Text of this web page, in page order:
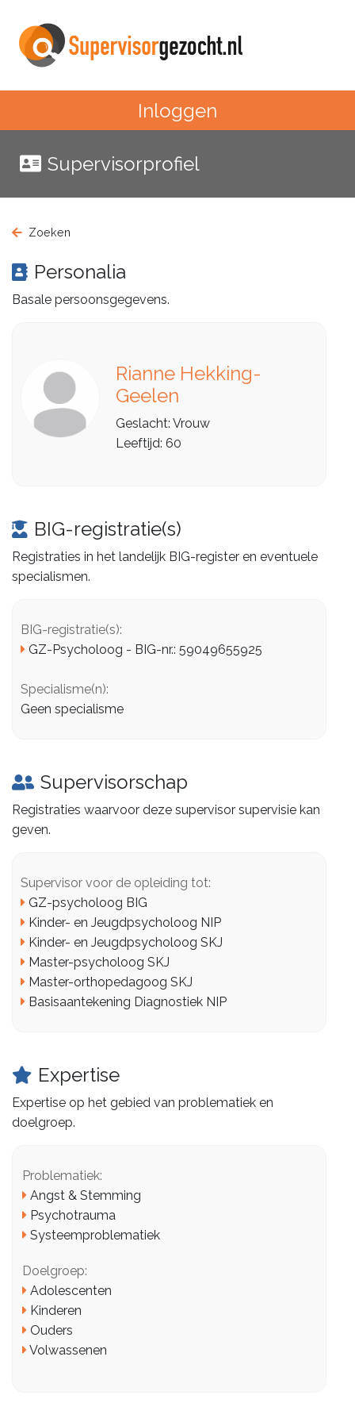
Inloggen
Supervisorprofiel
Zoeken
Personalia
Basale persoonsgegevens.
Rianne Hekking-
Geelen
Geslacht: Vrouw
Leeftijd: 60
BIG-registratie(s)
Registraties in het landelijk BIG-register en eventuele
specialismen.
BIG-registratie(s):
GZ-Psycholoog - BIG-nr.: 59049655925
Specialisme(n):
Geen specialisme
Supervisorschap
Registraties waarvoor deze supervisor supervisie kan
geven.
Supervisor voor de opleiding tot:
GZ-psycholoog BIG
Kinder- en Jeugdpsycholoog NIP
Kinder- en Jeugdpsycholoog SKJ
Master-psycholoog SKJ
Master-orthopedagoog SKJ
Basisaantekening Diagnostiek NIP
Expertise
Expertise op het gebied van problematiek en
doelgroep.
Problematiek:
Angst & Stemming
Psychotrauma
Systeemproblematiek
Doelgroep:
Adolescenten
Kinderen
Ouders
Volwassenen